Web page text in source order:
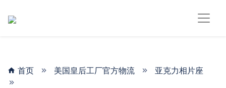
首页 美国皇后工厂官方物流 亚克力相片座